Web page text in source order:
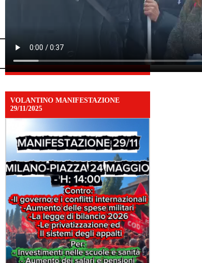
VOLANTINO MANIFESTAZIONE
29/11/2025